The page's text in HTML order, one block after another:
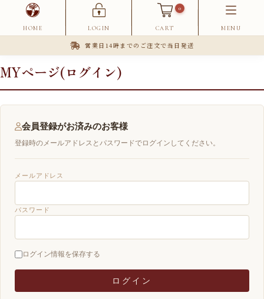
HOME LOGIN CART
0
MENU
営業日14時までのご注文で当日発送
MYページ(ログイン)
会員登録がお済みのお客様
登録時のメールアドレスとパスワードでログインしてください。
メールアドレス
パスワード
ログイン情報を保存する
ログイン